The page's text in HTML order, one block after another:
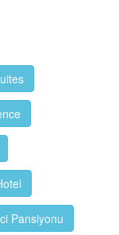
Pansiyonu